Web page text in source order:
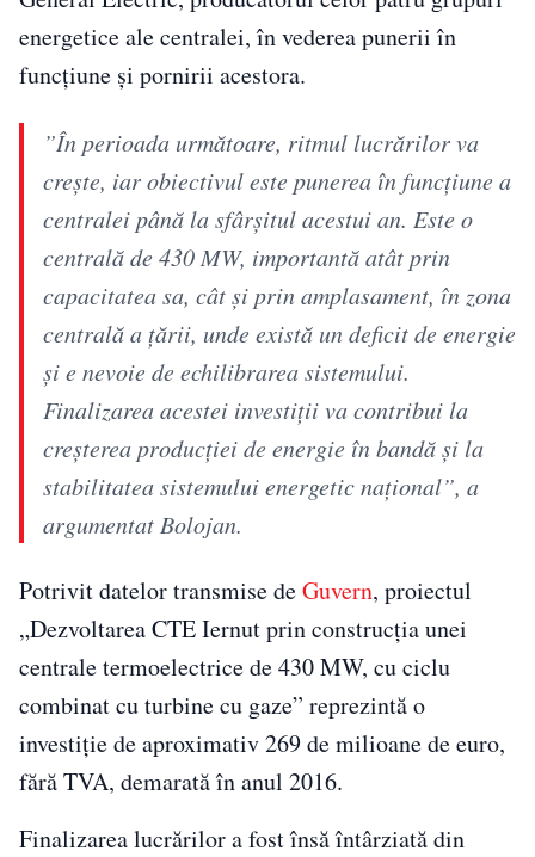
energetice ale centralei, în vederea punerii în
funcțiune și pornirii acestora.
”În perioada următoare, ritmul lucrărilor va
creşte, iar obiectivul este punerea în funcţiune a
centralei până la sfârşitul acestui an. Este o
centrală de 430 MW, importantă atât prin
capacitatea sa, cât şi prin amplasament, în zona
centrală a ţării, unde există un deficit de energie
şi e nevoie de echilibrarea sistemului.
Finalizarea acestei investiţii va contribui la
creşterea producţiei de energie în bandă şi la
stabilitatea sistemului energetic naţional”, a
argumentat Bolojan.
Potrivit datelor transmise deGuvern, proiectul
„Dezvoltarea CTE Iernut prin construcția unei
centrale termoelectrice de 430 MW, cu ciclu
combinat cu turbine cu gaze” reprezintă o
investiție de aproximativ 269 de milioane de euro,
fără TVA, demarată în anul 2016.
Finalizarea lucrărilor a fost însă întârziată din